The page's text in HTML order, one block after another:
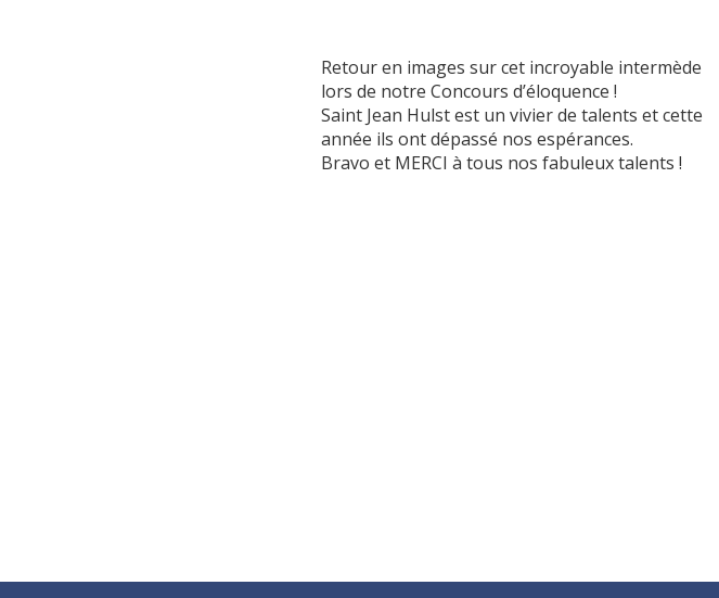
Retour en images sur cet incroyable intermède
lors de notre Concours d’éloquence !
Saint Jean Hulst est un vivier de talents et cette
année ils ont dépassé nos espérances.
Bravo et MERCI à tous nos fabuleux talents !